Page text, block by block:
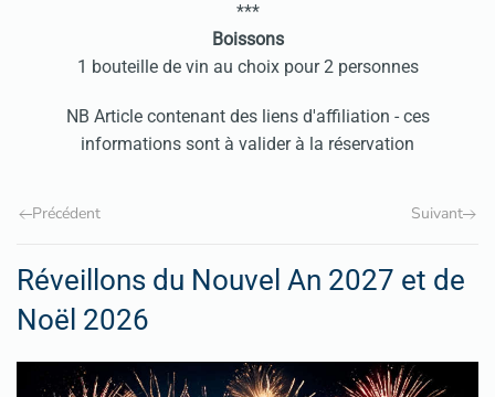
***
Boissons
1 bouteille de vin au choix pour 2 personnes
NB Article contenant des liens d'affiliation - ces
informations sont à valider à la réservation
Précédent Suivant
Réveillons du Nouvel An 2027 et de
Noël 2026